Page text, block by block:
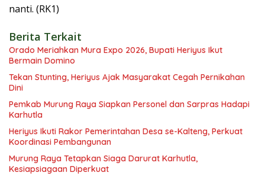
nanti. (RK1)
Berita Terkait
Orado Meriahkan Mura Expo 2026, Bupati Heriyus Ikut
Bermain Domino
Tekan Stunting, Heriyus Ajak Masyarakat Cegah Pernikahan
Dini
Pemkab Murung Raya Siapkan Personel dan Sarpras Hadapi
Karhutla
Heriyus Ikuti Rakor Pemerintahan Desa se-Kalteng, Perkuat
Koordinasi Pembangunan
Murung Raya Tetapkan Siaga Darurat Karhutla,
Kesiapsiagaan Diperkuat